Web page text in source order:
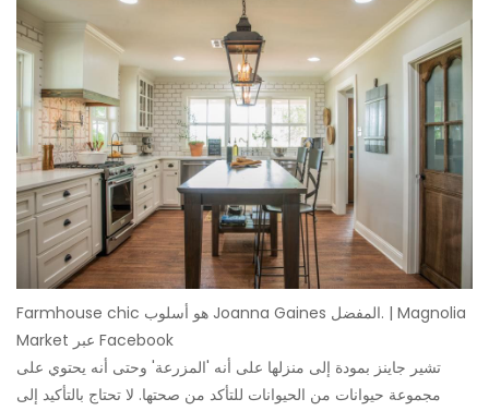
Farmhouse chic هو أسلوب Joanna Gaines المفضل. | Magnolia
Market عبر Facebook
تشير جاينز بمودة إلى منزلها على أنه 'المزرعة' وحتى أنه يحتوي على
مجموعة حيوانات من الحيوانات للتأكد من صحتها. لا تحتاج بالتأكيد إلى